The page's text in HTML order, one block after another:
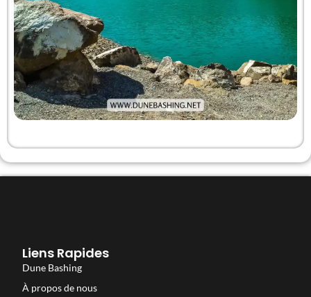
Liens Rapides
Dune Bashing
À propos de nous